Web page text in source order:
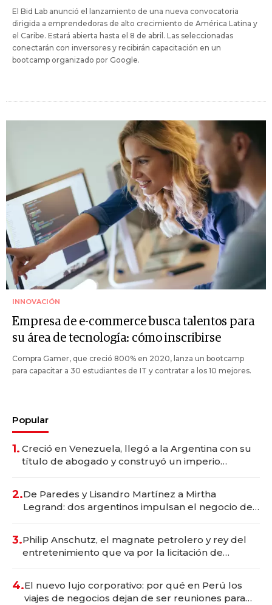
El Bid Lab anunció el lanzamiento de una nueva convocatoria
dirigida a emprendedoras de alto crecimiento de América Latina y
el Caribe. Estará abierta hasta el 8 de abril. Las seleccionadas
conectarán con inversores y recibirán capacitación en un
bootcamp organizado por Google.
INNOVACIÓN
Empresa de e-commerce busca talentos para
su área de tecnología: cómo inscribirse
Compra Gamer, que creció 800% en 2020, lanza un bootcamp
para capacitar a 30 estudiantes de IT y contratar a los 10 mejores.
Popular
1. Creció en Venezuela, llegó a la Argentina con su
título de abogado y construyó un imperio
2.De Paredes y Lisandro Martínez a Mirtha
Legrand: dos argentinos impulsan el negocio del
3.Philip Anschutz, el magnate petrolero y rey del
entretenimiento que va por la licitación de
4.El nuevo lujo corporativo: por qué en Perú los
viajes de negocios dejan de ser reuniones para